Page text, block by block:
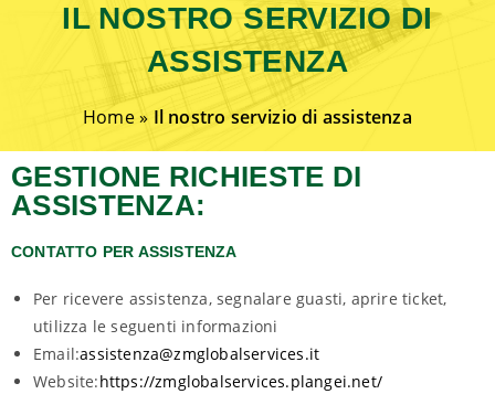
IL NOSTRO SERVIZIO DI
ASSISTENZA
Home» Il nostro servizio di assistenza
GESTIONE RICHIESTE DI
ASSISTENZA:
CONTATTO PER ASSISTENZA
Per ricevere assistenza, segnalare guasti, aprire ticket,
utilizza le seguenti informazioni
Email:assistenza@zmglobalservices.it
Website:https://zmglobalservices.plangei.net/